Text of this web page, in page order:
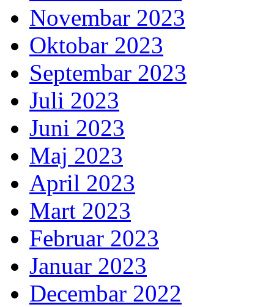
Novembar 2023
Oktobar 2023
Septembar 2023
Juli 2023
Juni 2023
Maj 2023
April 2023
Mart 2023
Februar 2023
Januar 2023
Decembar 2022